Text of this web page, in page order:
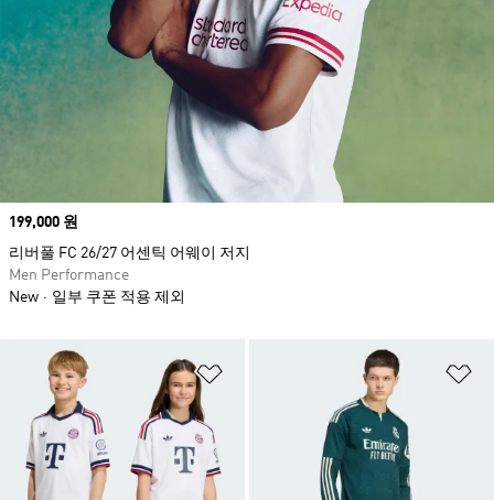
Price
199,000 원
리버풀 FC 26/27 어센틱 어웨이 저지
Men Performance
New
일부 쿠폰 적용 제외